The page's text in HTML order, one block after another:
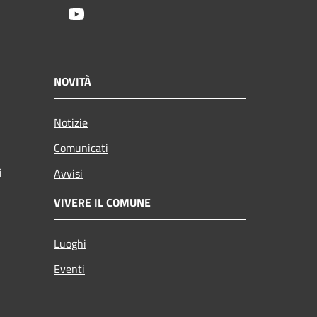
NOVITÀ
Notizie
Comunicati
Avvisi
VIVERE IL COMUNE
Luoghi
Eventi